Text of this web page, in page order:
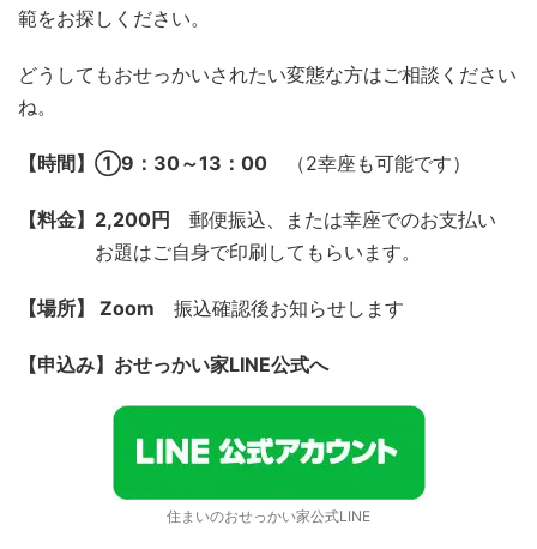
範をお探しください。
どうしてもおせっかいされたい変態な方はご相談ください
ね。
【時間】➀9：30～13：00 （2幸座も可能です）
【料金】2,200円
郵便振込、または幸座でのお支払い
お題はご自身で印刷してもらいます。
【場所】 Zoom 振込確認後お知らせします
【申込み】おせっかい家LINE公式へ
住まいのおせっかい家公式LINE